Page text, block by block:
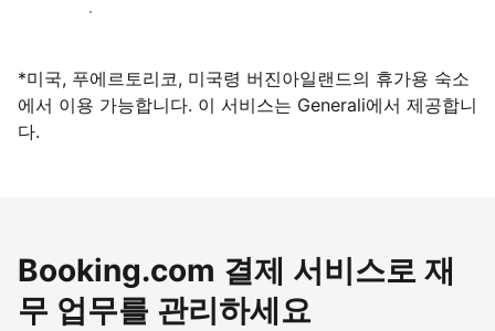
지금 등록하기
*미국, 푸에르토리코, 미국령 버진아일랜드의 휴가용 숙소
에서 이용 가능합니다. 이 서비스는 Generali에서 제공합니
다.
Booking.com 결제 서비스로 재
무 업무를 관리하세요